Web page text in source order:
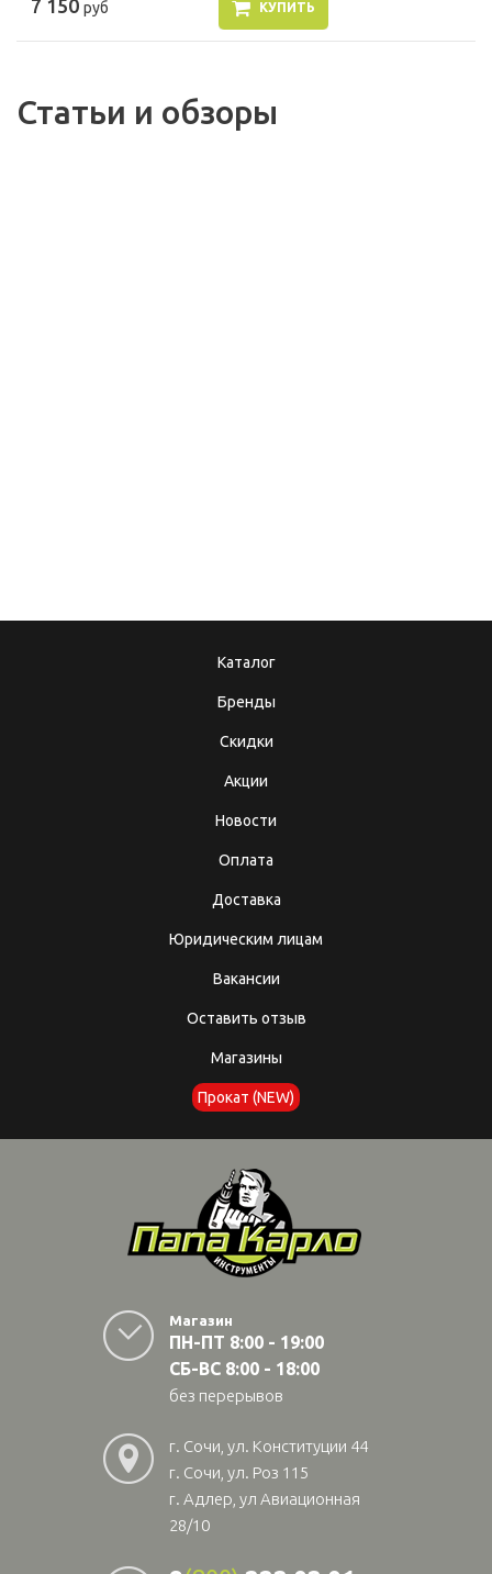
7 150 руб КУПИТЬ
Статьи и обзоры
Каталог
Бренды
Скидки
Акции
Новости
Оплата
Доставка
Юридическим лицам
Вакансии
Оставить отзыв
Магазины
Прокат (NEW)
Магазин
ПН-ПТ 8:00 - 19:00
СБ-ВС 8:00 - 18:00
без перерывов
г. Сочи, ул. Конституции 44
г. Сочи, ул. Роз 115
г. Адлер, ул Авиационная
28/10